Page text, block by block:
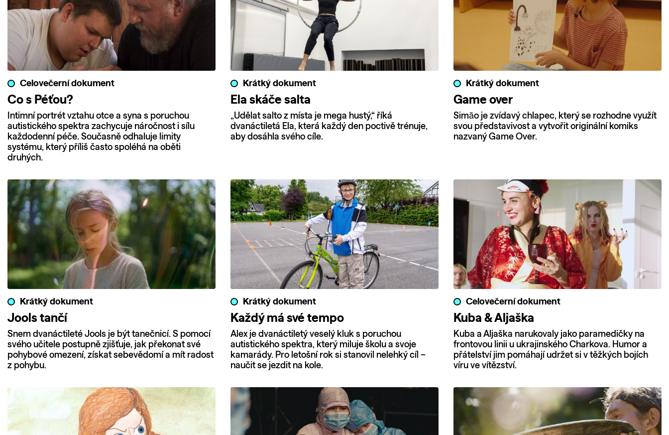
Celovečerní dokument
Co s Péťou?
Intimní portrét vztahu otce a syna s poruchou
autistického spektra zachycuje náročnost i sílu
každodenní péče. Současně odhaluje limity
systému, který příliš často spoléhá na oběti
druhých.
Krátký dokument
Ela skáče salta
„Udělat salto z místa je mega hustý,“ říká
dvanáctiletá Ela, která každý den poctivě trénuje,
aby dosáhla svého cíle.
Krátký dokument
Game over
Simão je zvídavý chlapec, který se rozhodne využít
svou představivost a vytvořit originální komiks
nazvaný Game Over.
Krátký dokument
Jools tančí
Snem dvanáctileté Jools je být tanečnicí. S pomocí
svého učitele postupně zjišťuje, jak překonat své
pohybové omezení, získat sebevědomí a mít radost
z pohybu.
Krátký dokument
Každý má své tempo
Alex je dvanáctiletý veselý kluk s poruchou
autistického spektra, který miluje školu a svoje
kamarády. Pro letošní rok si stanovil nelehký cíl –
naučit se jezdit na kole.
Celovečerní dokument
Kuba & Aljaška
Kuba a Aljaška narukovaly jako paramedičky na
frontovou linii u ukrajinského Charkova. Humor a
přátelství jim pomáhají udržet si v těžkých bojích
víru ve vítězství.